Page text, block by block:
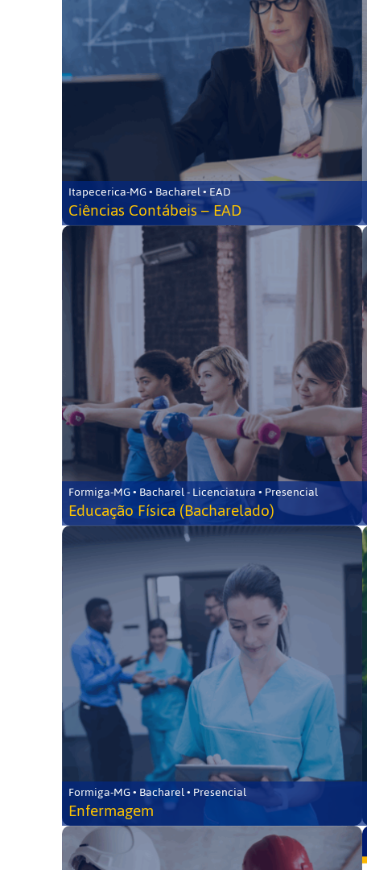
Itapecerica-MG • Bacharel • EAD
Ciências Contábeis – EAD
Formiga-MG • Bacharel - Licenciatura • Presencial
Educação Física (Bacharelado)
Formiga-MG • Bacharel • Presencial
Enfermagem